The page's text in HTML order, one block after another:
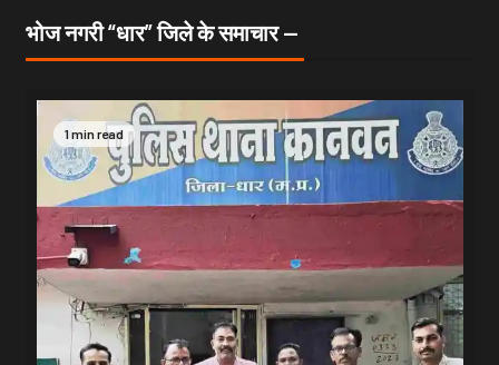
भोज नगरी “धार” जिले के समाचार —
1 min read